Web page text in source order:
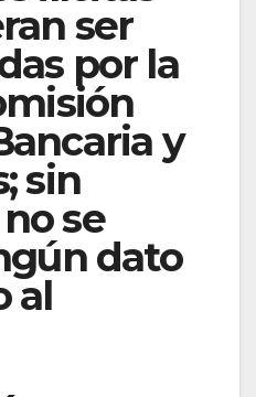
ser
por la
y
sin
se
dato
al